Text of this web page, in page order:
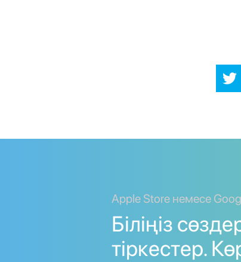
Apple Store немесе
Біліңіз
тіркестер.